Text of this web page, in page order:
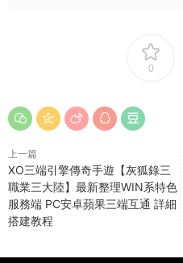
0
上一篇
XO三端引擎傳奇手遊【灰狐錄三
職業三大陸】最新整理WIN系特色
服務端 PC安卓蘋果三端互通 詳細
搭建教程